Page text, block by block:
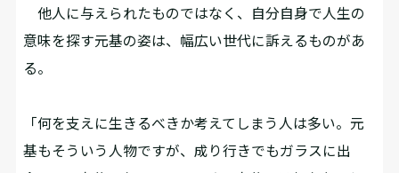
他人に与えられたものではなく、自分自身で人生の
意味を探す元基の姿は、幅広い世代に訴えるものがあ
る。
「何を支えに生きるべきか考えてしまう人は多い。元
基もそういう人物ですが、成り行きでもガラスに出